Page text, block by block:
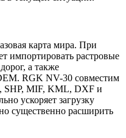
карта мира. При
импортировать растровые
а также
RGK NV-30 совместим
SHP, MIF, KML, DXF и
ускоряет загрузку
существенно расширить